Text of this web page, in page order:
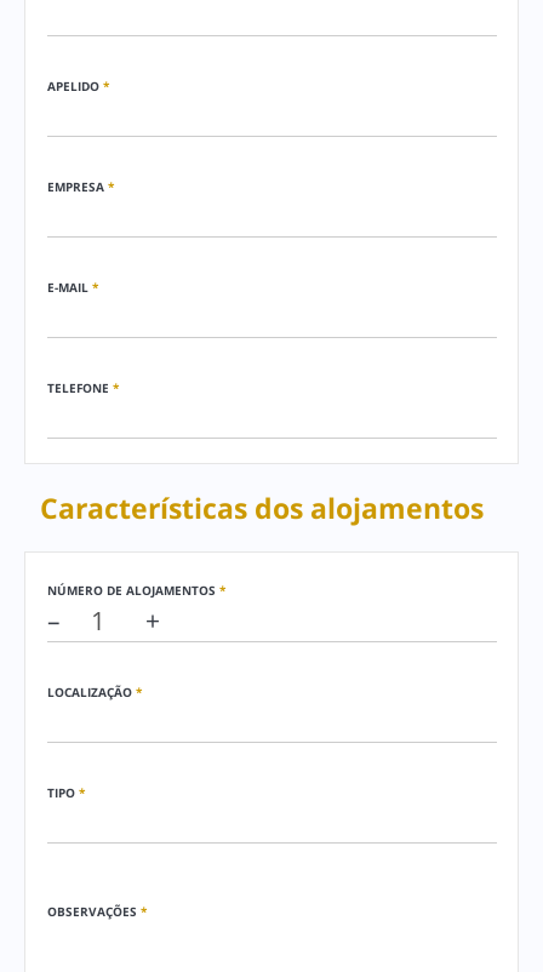
APELIDO *
EMPRESA *
E-MAIL *
TELEFONE *
Características dos alojamentos
NÚMERO DE ALOJAMENTOS *
– +
LOCALIZAÇÃO *
TIPO *
OBSERVAÇÕES *